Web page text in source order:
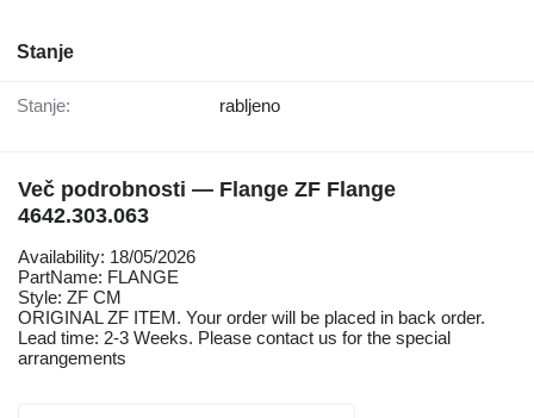
Stanje
Stanje: rabljeno
Več podrobnosti — Flange ZF Flange
4642.303.063
Availability: 18/05/2026
PartName: FLANGE
Style: ZF CM
ORIGINAL ZF ITEM. Your order will be placed in back order.
Lead time: 2-3 Weeks. Please contact us for the special
arrangements